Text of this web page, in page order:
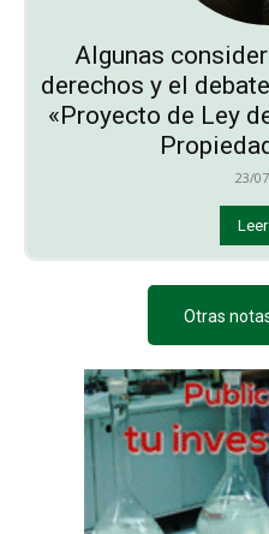
Algunas
derechos y el
«Proyecto de Ley
23/
Otras